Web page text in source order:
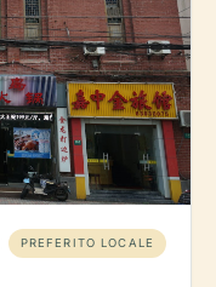
PREFERITO LOCALE